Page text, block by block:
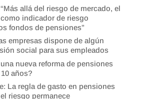
allá del riesgo de mercado, el
indicador de riesgo
fondos de pensiones”
empresas dispone de algún
social para sus empleados
nueva reforma de pensiones
años?
La regla de gasto en pensiones
riesgo permanece